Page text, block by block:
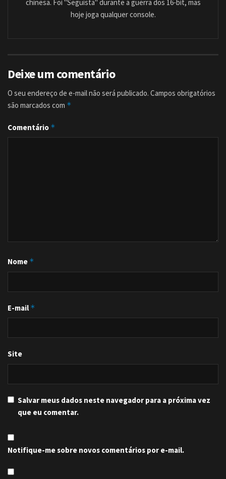
chinesa. Foi "Seguista" durante a guerra dos 16-bit, mas
hoje joga qualquer console.
Deixe um comentário
O seu endereço de e-mail não será publicado. Campos obrigatórios
são marcados com *
Comentário *
Nome *
E-mail *
Site
Salvar meus dados neste navegador para a próxima vez
que eu comentar.
Notifique-me sobre novos comentários por e-mail.